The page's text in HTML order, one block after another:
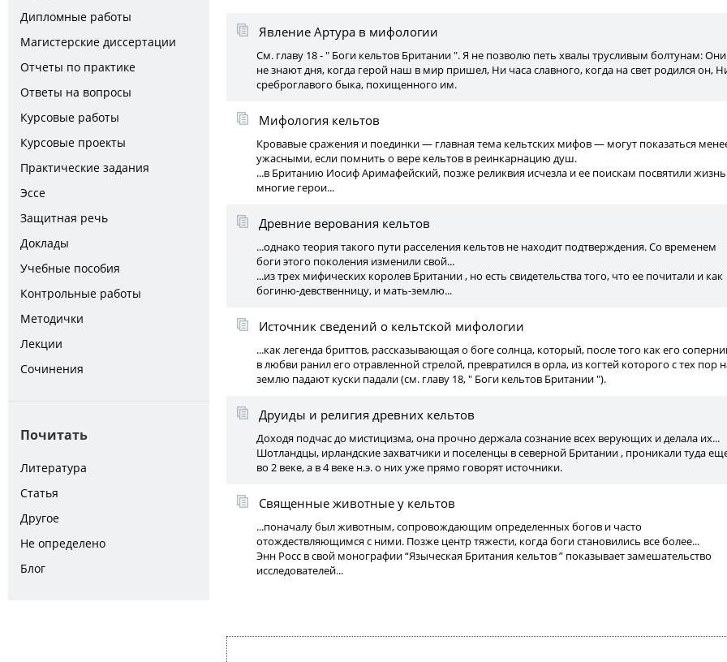
Дипломные работы
Магистерские диссертации
Отчеты по практике
Ответы на вопросы
Курсовые работы
Курсовые проекты
Практические задания
Эссе
Защитная речь
Доклады
Учебные пособия
Контрольные работы
Методички
Лекции
Сочинения
Почитать
Литература
Статья
Другое
Не определено
Блог
Явление Артура в мифологии
См. главу 18 - " Боги кельтов Британии ". Я не позволю петь хвалы трусливым болтунам: Они
не знают дня, когда герой наш в мир пришел, Ни часа славного, когда на свет родился он,
среброглавого быка, похищенного им.
Мифология кельтов
Кровавые сражения и поединки — главная тема кельтских мифов — могут показаться
ужасными, если помнить о вере кельтов в реинкарнацию душ.
...в Британию Иосиф Аримафейский, позже реликвия исчезла и ее поискам посвятили жизнь
многие герои...
Древние верования кельтов
...однако теория такого пути расселения кельтов не находит подтверждения. Со временем
боги этого поколения изменили свой...
...из трех мифических королев Британии , но есть свидетельства того, что ее почитали и как
богиню-девственницу, и мать-землю...
Источник сведений о кельтской мифологии
...как легенда бриттов, рассказывающая о боге солнца, который, после того как его
в любви ранил его отравленной стрелой, превратился в орла, из когтей которого с тех пор
землю падают куски падали (см. главу 18, " Боги кельтов Британии ").
Друиды и религия древних кельтов
Доходя подчас до мистицизма, она прочно держала сознание всех верующих и делала их...
Шотландцы, ирландские захватчики и поселенцы в северной Британии , проникали туда
во 2 веке, а в 4 веке н.э. о них уже прямо говорят источники.
Священные животные у кельтов
...поначалу был животным, сопровождающим определенных богов и часто
отождествляющимся с ними. Позже центр тяжести, когда боги становились все более...
Энн Росс в свой монографии “Языческая Британия кельтов ” показывает замешательство
исследователей...